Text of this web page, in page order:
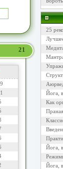
21
25
Йога,
Как
Йога,
Йога,